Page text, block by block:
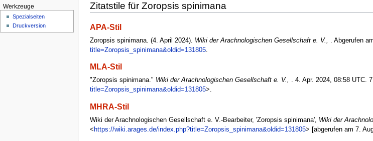
Zitatstile für Zoropsis spinimana
APA-Stil
Zoropsis spinimana. (4. April 2024). Wiki der Arachnologischen Gesellschaft e. V., . Abgerufen
title=Zoropsis_spinimana&oldid=131805.
MLA-Stil
"Zoropsis spinimana." Wiki der Arachnologischen Gesellschaft e. V., . 4. Apr. 2024, 08:58 UTC.
title=Zoropsis_spinimana&oldid=131805>.
MHRA-Stil
Wiki der Arachnologischen Gesellschaft e. V.-Bearbeiter, 'Zoropsis spinimana', Wiki der
< https://wiki.arages.de/index.php?title=Zoropsis_spinimana&oldid=131805> [abgerufen am 7.
Werkzeuge
Spezialseiten
Druckversion